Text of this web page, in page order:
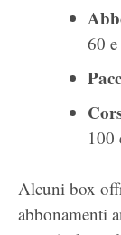
60
100
Alcuni box
abbonamenti